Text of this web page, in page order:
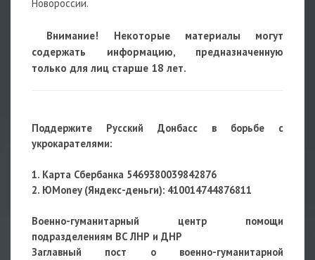
Новороссии.
Внимание! Некоторые материалы могут
содержать информацию, предназначенную
только для лиц старше 18 лет.
Поддержите Русский Донбасс в борьбе с
укрокарателями:
1. Карта Сбербанка 5469380039842876
2. ЮMoney (Яндекс-деньги): 410014744876811
Военно-гуманитарный центр помощи
подразделениям ВС ЛНР и ДНР
Заглавный пост о военно-гуманитарной